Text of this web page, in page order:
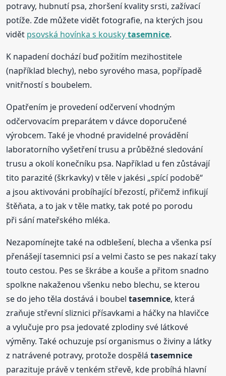
potravy, hubnutí psa, zhoršení kvality srsti, zažívací
potíže. Zde můžete vidět fotografie, na kterých jsou
vidět psovská hovínka s kouskytasemnice.
K napadení dochází buď požitím mezihostitele
(například blechy), nebo syrového masa, popřípadě
vnitřností s boubelem.
Opatřením je provedení odčervení vhodným
odčervovacím preparátem v dávce doporučené
výrobcem. Také je vhodné pravidelné provádění
laboratorního vyšetření trusu a průběžné sledování
trusu a okolí konečníku psa. Například u fen zůstávají
tito parazité (škrkavky) v těle v jakési „spící podobě“
a jsou aktivováni probíhající březostí, přičemž infikují
štěňata, a to jak v těle matky, tak poté po porodu
při sání mateřského mléka.
Nezapomínejte také na odblešení, blecha a všenka psí
přenášejí tasemnici psí a velmi často se pes nakazí taky
touto cestou. Pes se škrábe a kouše a přitom snadno
spolkne nakaženou všenku nebo blechu, se kterou
se do jeho těla dostává i boubeltasemnice, která
zraňuje střevní sliznici přísavkami a háčky na hlavičce
a vylučuje pro psa jedovaté zplodiny své látkové
výměny. Také ochuzuje psí organismus o živiny a látky
z natrávené potravy, protože dospělátasemnice
parazituje právě v tenkém střevě, kde probíhá hlavní